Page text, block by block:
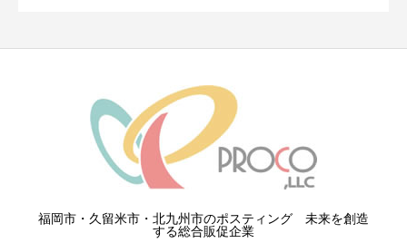
福岡市・久留米市・北九州市のポスティング 未来を創造
する総合販促企業